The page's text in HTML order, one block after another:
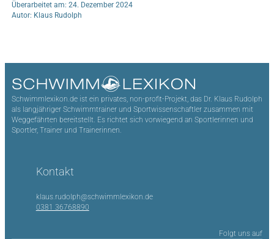
Überarbeitet am: 24. Dezember 2024
Autor: Klaus Rudolph
Schwimmlexikon.de ist ein privates, non-profit-Projekt, das Dr. Klaus Rudolph
als langjähriger Schwimmtrainer und Sportwissenschaftler zusammen mit
Weggefährten bereitstellt. Es richtet sich vorwiegend an Sportlerinnen und
Sportler, Trainer und Trainerinnen.
Kontakt
klaus.rudolph@schwimmlexikon.de
0381 36768890
Folgt uns auf